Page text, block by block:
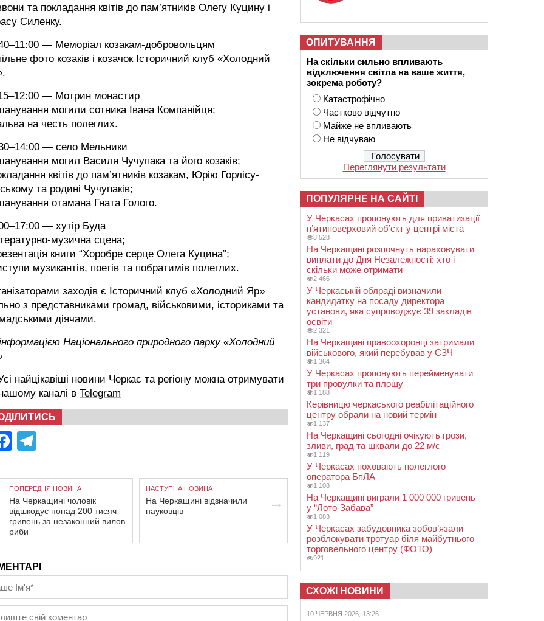
та покладання квітів до пам’ятників Олегу Куцину і
Силенку.
— Меморіал козакам-добровольцям
фото козаків і козачок Історичний клуб «Холодний
— Мотрин монастир
могили сотника Івана Компанійця;
на честь полеглих.
— село Мельники
могил Василя Чучупака та його козаків;
квітів до пам’ятників козакам, Юрію Горлісу-
та родині Чучупаків;
отамана Гната Голого.
— хутір Буда
музична сцена;
книги “Хоробре серце Олега Куцина”;
музикантів, поетів та побратимів полеглих.
заходів є Історичний клуб «Холодний Яр»
з представниками громад, військовими, істориками та
діячами.
Національного природного парку «Холодний
найцікавіші новини Черкас та регіону можна отримувати
каналі в Telegram
Facebook
ПОПЕРЕДНЯ НОВИНА
На Черкащині чоловік
відшкодує понад 200 тисяч
гривень за незаконний вилов
риби
НАСТУПНА НОВИНА
На Черкащині відзначили
науковців
ОПИТУВАННЯ
На скільки сильно впливають
відключення світла на ваше життя,
зокрема роботу?
Катастрофічно
Частково відчутно
Майже не впливають
Не відчуваю
Переглянути результати
ПОПУЛЯРНЕ НА САЙТІ
У Черкасах пропонують для приватизації
п’ятиповерховий об’єкт у центрі міста
3 528
На Черкащині розпочнуть нараховувати
виплати до Дня Незалежності: хто і
скільки може отримати
2 466
У Черкаській облраді визначили
кандидатку на посаду директора
установи, яка супроводжує 39 закладів
освіти
2 321
На Черкащині правоохоронці затримали
військового, який перебував у СЗЧ
1 364
У Черкасах пропонують перейменувати
три провулки та площу
1 188
Керівницю черкаського реабілітаційного
центру обрали на новий термін
1 137
На Черкащині сьогодні очікують грози,
зливи, град та шквали до 22 м/с
1 119
У Черкасах поховають полеглого
оператора БпЛА
1 108
На Черкащині виграли 1 000 000 гривень
у “Лото-Забава”
1 083
У Черкасах забудовника зобов’язали
розблокувати тротуар біля майбутнього
торговельного центру (ФОТО)
921
СХОЖІ НОВИНИ
10 ЧЕРВНЯ 2026, 13:26